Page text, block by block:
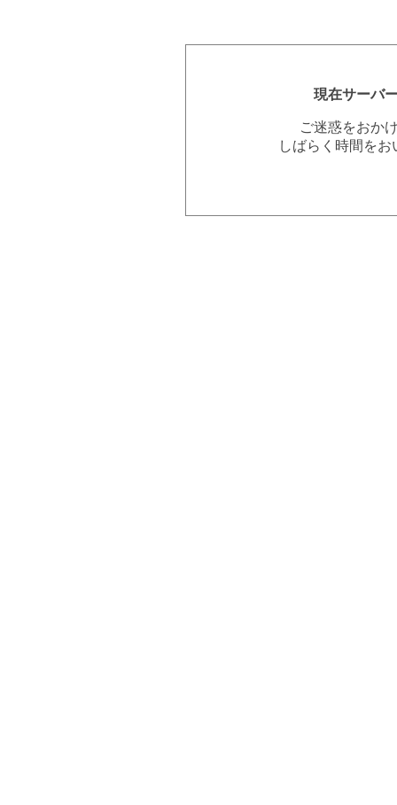
現在サーバ
ご迷惑をおか
しばらく時間を